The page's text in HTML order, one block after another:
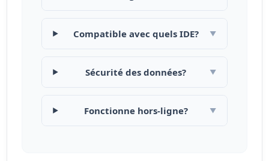
Compatible avec quels IDE? ▼
Sécurité des données? ▼
Fonctionne hors-ligne? ▼